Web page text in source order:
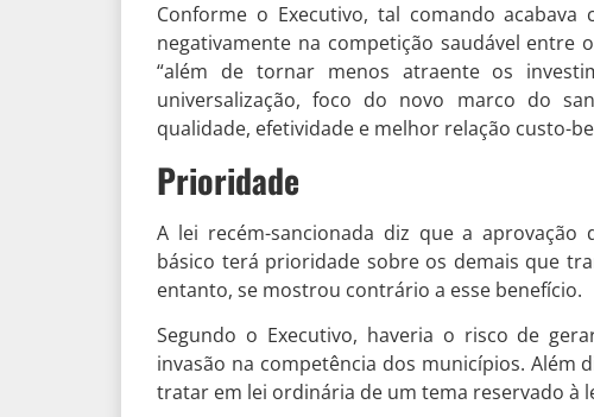
Conforme o Executivo, tal comando
negativamente na competição saudável entre
“além de tornar menos atraente os
universalização, foco do novo marco do
qualidade, efetividade e melhor relação custo-
Prioridade
A lei recém-sancionada diz que a
básico terá prioridade sobre os demais que
entanto, se mostrou contrário a esse benefício.
Segundo o Executivo, haveria o risco de
invasão na competência dos municípios. Além
tratar em lei ordinária de um tema reservado à